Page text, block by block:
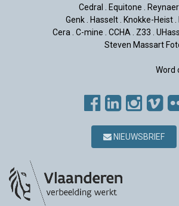
Cedral
Equitone
Genk
Hasselt Knokke-Heist
Cera
C-mine CCHA Z33
Steven Massart
Word
NIEUWSBRIEF